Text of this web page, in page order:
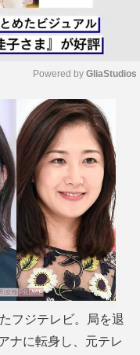
M
u
e
Powered by GliaStudios
フジテレビ。局を退
ナに転身し、元テレ